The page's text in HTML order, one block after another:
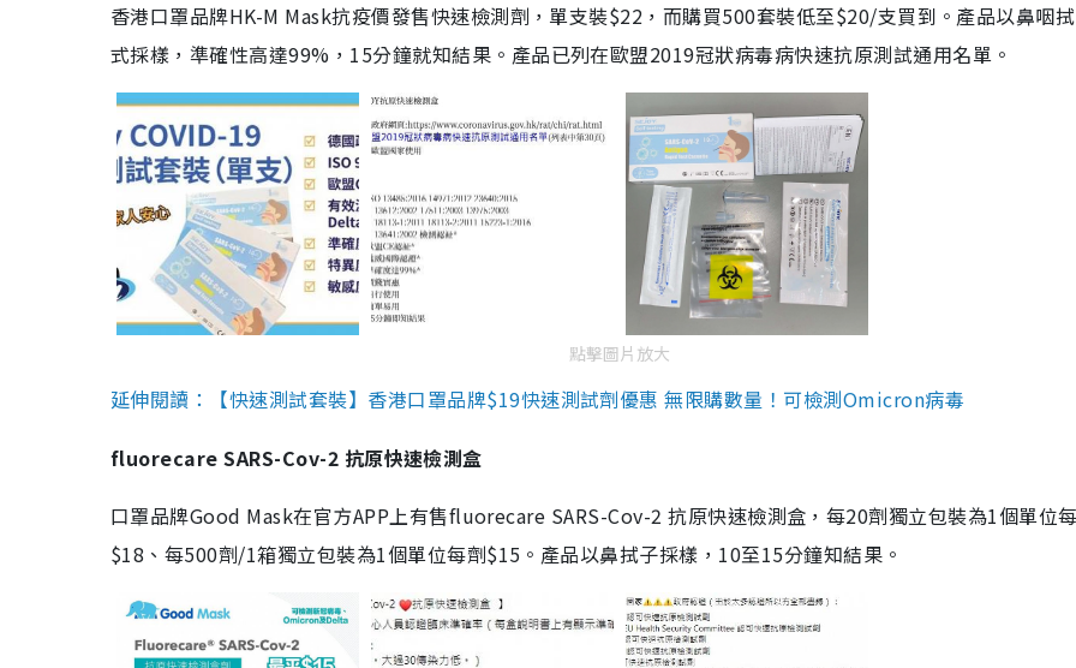
香港口罩品牌HK-M Mask抗疫價發售快速檢測劑，單支裝$22，而購買500套裝低至$20/支買到。產品以鼻咽
式採樣，準確性高達99%，15分鐘就知結果。產品已列在歐盟2019冠狀病毒病快速抗原測試通用名單。
點擊圖片放大
延伸閱讀：【快速測試套裝】香港口罩品牌$19快速測試劑優惠 無限購數量！可檢測Omicron病毒
fluorecare SARS-Cov-2 抗原快速檢測盒
口罩品牌Good Mask在官方APP上有售fluorecare SARS-Cov-2 抗原快速檢測盒，每20劑獨立包裝為1個單位
$18、每500劑/1箱獨立包裝為1個單位每劑$15。產品以鼻拭子採樣，10至15分鐘知結果。